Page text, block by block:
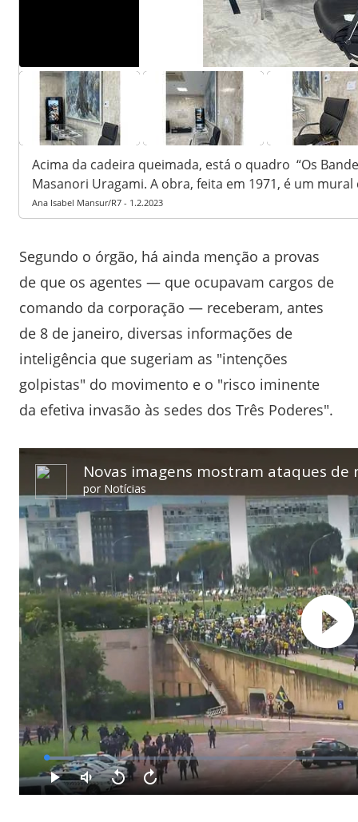
Acima da cadeira queimada, está o quadro “Os
Masanori Uragami. A obra, feita em 1971, é um mural
Ana Isabel Mansur/R7 - 1.2.2023
Segundo o órgão, há ainda menção a provas
de que os agentes — que ocupavam cargos de
comando da corporação — receberam, antes
de 8 de janeiro, diversas informações de
inteligência que sugeriam as "intenções
golpistas" do movimento e o "risco iminente
da efetiva invasão às sedes dos Três Poderes".